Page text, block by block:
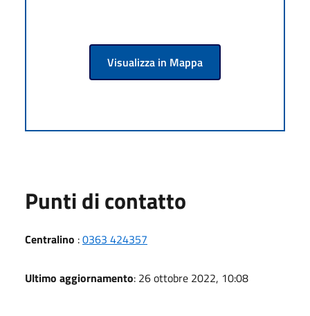
Visualizza in Mappa
Punti di contatto
Centralino :0363 424357
Ultimo aggiornamento: 26 ottobre 2022, 10:08